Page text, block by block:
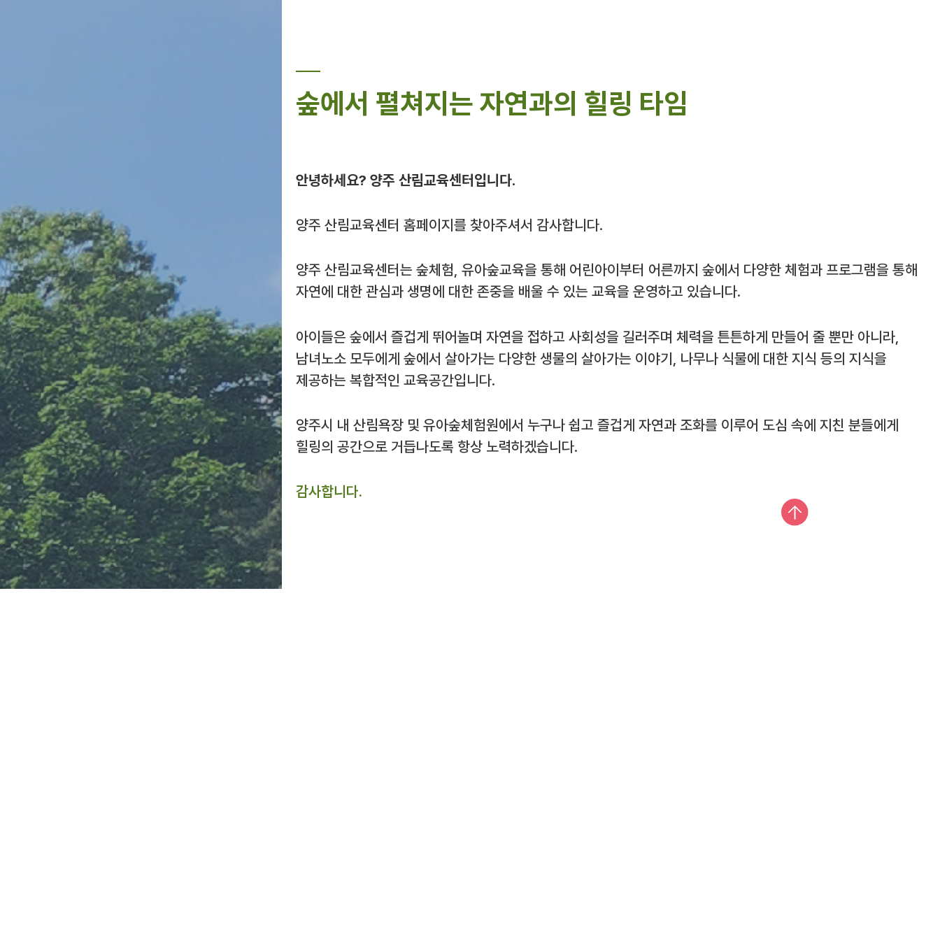
숲에서 펼쳐지는 자연과의 힐링 타임
안녕하세요? 양주 산림교육센터입니다.
양주 산림교육센터 홈페이지를 찾아주셔서 감사합니다.
양주 산림교육센터는 숲체험, 유아숲교육을 통해 어린아이부터 어른까지 숲에서 다양한 체험과 프로그램을 통해
자연에 대한 관심과 생명에 대한 존중을 배울 수 있는 교육을 운영하고 있습니다.
아이들은 숲에서 즐겁게 뛰어놀며 자연을 접하고 사회성을 길러주며 체력을 튼튼하게 만들어 줄 뿐만 아니라,
남녀노소 모두에게 숲에서 살아가는 다양한 생물의 살아가는 이야기, 나무나 식물에 대한 지식 등의 지식을
제공하는 복합적인 교육공간입니다.
양주시 내 산림욕장 및 유아숲체험원에서 누구나 쉽고 즐겁게 자연과 조화를 이루어 도심 속에 지친 분들에게
힐링의 공간으로 거듭나도록 항상 노력하겠습니다.
감사합니다.